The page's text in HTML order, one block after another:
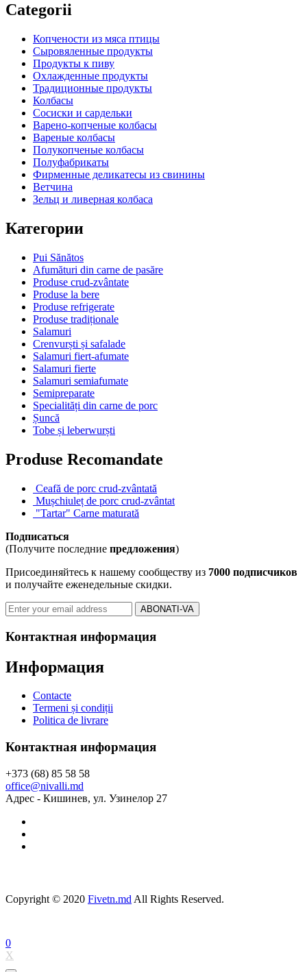
Categorii
Копчености из мяса птицы
Сыровяленные продукты
Продукты к пиву
Охлажденные продукты
Традиционные продукты
Колбасы
Сосиски и сардельки
Варено-копченые колбасы
Вареные колбасы
Полукопченые колбасы
Полуфабрикаты
Фирменные деликатесы из свинины
Ветчина
Зельц и ливерная колбаса
Категории
Pui Sănătos
Afumături din carne de pasăre
Produse crud-zvântate
Produse la bere
Produse refrigerate
Produse tradiționale
Salamuri
Crenvurști și safalade
Salamuri fiert-afumate
Salamuri fierte
Salamuri semiafumate
Semipreparate
Specialități din carne de porc
Șuncă
Tobe și leberwurști
Produse Recomandate
Ceafă de porc crud-zvântată
Mușchiuleț de porc crud-zvântat
"Tartar" Carne maturată
Подписаться
(Получите последние предложения)
Присоединяйтесь к нашему сообществу из 7000 подписчиков
и получайте еженедельные скидки.
Контактная информация
Информация
Contacte
Termeni și condiții
Politica de livrare
Контактная информация
+373 (68) 85 58 58
office@nivalli.md
Адрес - Кишинев, ул. Узинелор 27
Copyright © 2020 Fivetn.md All Rights Reserved.
0
X